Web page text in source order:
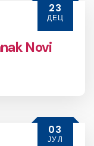
23
ДЕЦ
Novi
03
ЈУЛ